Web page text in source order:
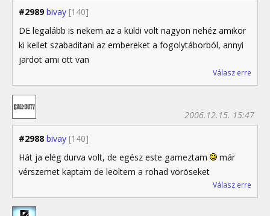
#2989 bivay [140]
DE legalább is nekem az a küldi volt nagyon nehéz amikor
ki kellet szabaditani az embereket a fogolytáborból, annyi
jardot ami ott van
Válasz erre
#2988 bivay [140]
2006.12.15. 15:47
Hát ja elég durva volt, de egész este gameztam
már
vérszemet kaptam de leöltem a rohad vöröseket
Válasz erre